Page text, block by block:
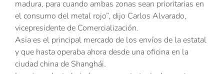
madura, para cuando ambas zonas sean prioritarias en
el consumo del metal rojo”, dijo Carlos Alvarado,
vicepresidente de Comercialización.
Asia es el principal mercado de los envíos de la estatal
y que hasta operaba ahora desde una oficina en la
ciudad china de Shanghái.